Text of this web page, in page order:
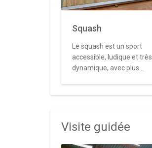
Squash
Le squash est un sport
accessible, ludique et très
dynamique, avec plus...
Visite guidée